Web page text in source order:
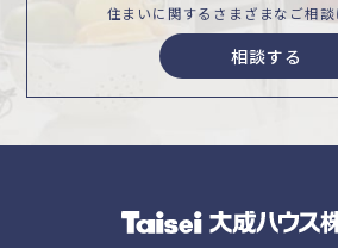
住まいに関するさまざまな ご相
相談する